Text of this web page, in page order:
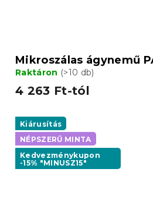
Mikroszálas ágynemű
Raktáron (>10 db)
4 263 Ft-tól
Kiárusítás
NÉPSZERŰ MINTA
Kedvezménykupon
-15% "MINUSZ15"